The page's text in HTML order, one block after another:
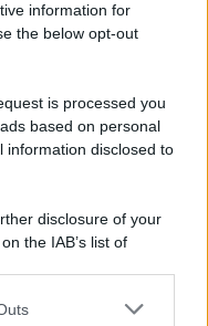
information for
the below opt-out
is processed you
based on personal
information disclosed to
disclosure of your
the IAB’s list of
by us to third parties